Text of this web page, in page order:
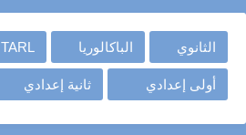
الثانوي الباكالوريا TARL
أولى إعدادي ثانية إعدادي